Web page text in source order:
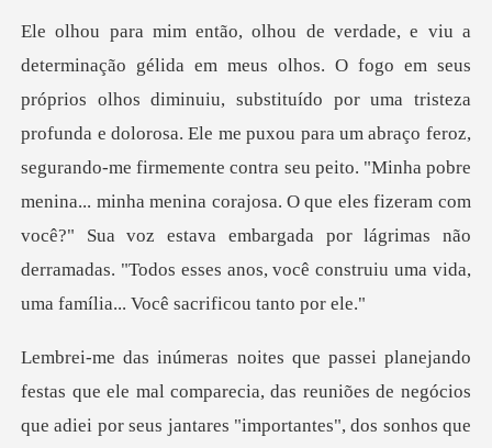
ofunda e dolorosa. Ele me puxou para um abraço feroz,
segurando-me firmemente contra seu peito. "Minha pobre
menina... minha menina corajosa. O que eles fizer
rtantes", dos sonhos que